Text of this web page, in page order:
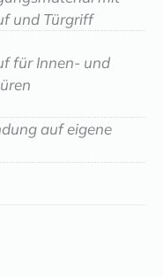
und Türgriff
für Innen- und
auf eigene